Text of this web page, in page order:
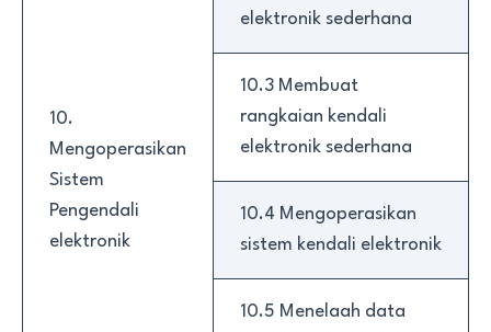
10.
Mengoperasikan
Sistem
Pengendali
elektronik
elektronik sederhana
10.3 Membuat
rangkaian kendali
elektronik sederhana
10.4 Mengoperasikan
sistem kendali elektronik
10.5 Menelaah data